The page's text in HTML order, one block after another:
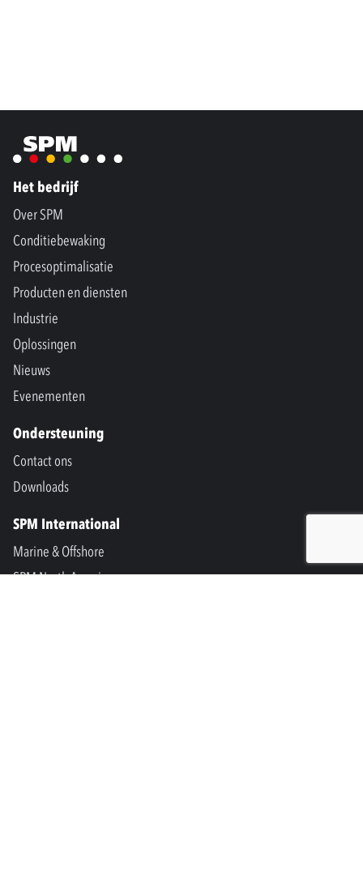
Het bedrijf
Over SPM
Conditiebewaking
Procesoptimalisatie
Producten en diensten
Industrie
Oplossingen
Nieuws
Evenementen
Ondersteuning
Contact ons
Downloads
SPM International
Marine & Offshore
SPM North America